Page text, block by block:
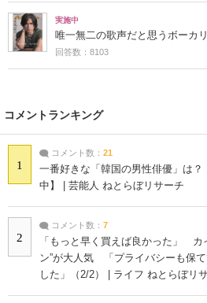
実施中
唯一無二の歌声だと思うボーカ
回答数：8103
コメントランキング
1
コメント数： 21
一番好きな「韓国の男性俳優」は
中】 | 芸能人 ねとらぼリサーチ
2
コメント数： 7
「もっと早く買えば良かった」 カ
ン”が大人気 「プライバシーも保
した」（2/2） | ライフ ねとらぼリ